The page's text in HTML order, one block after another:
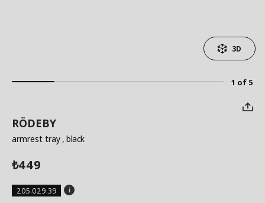
1 of 5
3D
RÖDEBY
armrest tray , black
₺449
205.029.39